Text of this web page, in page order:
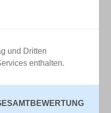
und Dritten
enthalten.